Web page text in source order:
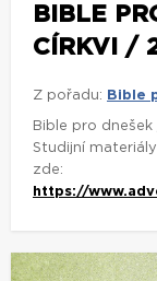
BIBLE
CÍRKVI /
Z pořadu: Bible
Bible pro
Studijní
zde:
https://